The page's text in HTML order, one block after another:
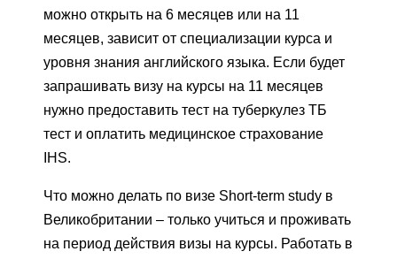
можно открыть на 6 месяцев или на 11
месяцев, зависит от специализации курса и
уровня знания английского языка. Если будет
запрашивать визу на курсы на 11 месяцев
нужно предоставить тест на туберкулез ТБ
тест и оплатить медицинское страхование
IHS.
Что можно делать по визе Short-term study в
Великобритании – только учиться и проживать
на период действия визы на курсы. Работать в